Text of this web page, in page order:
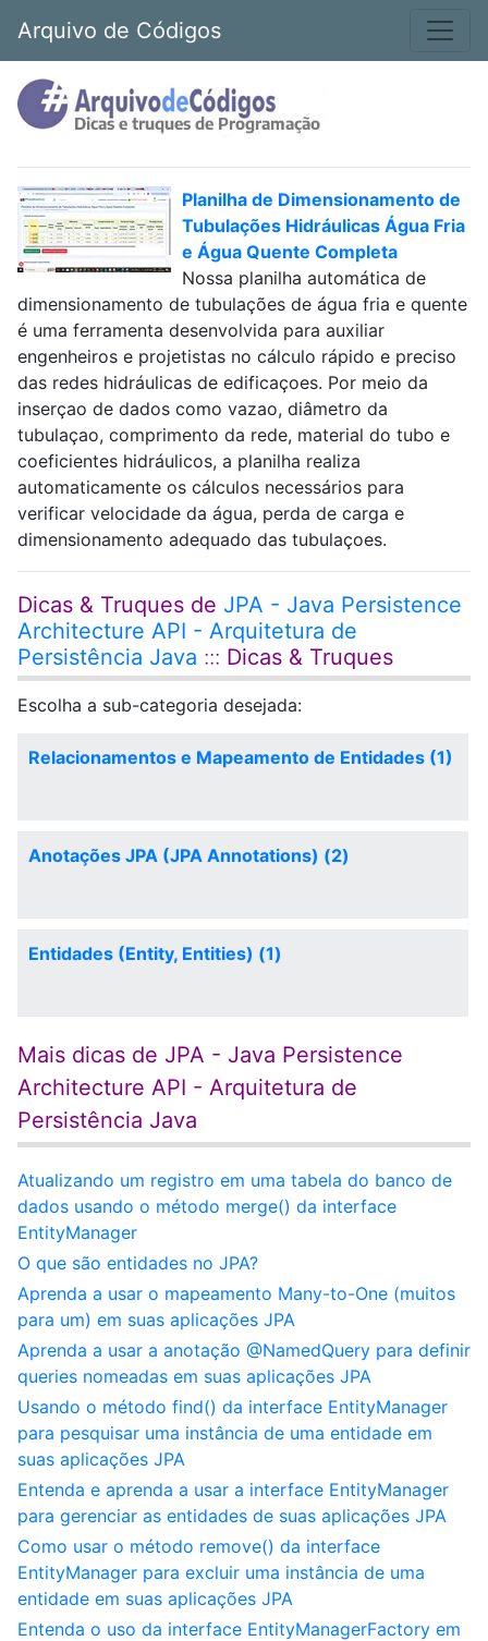
Arquivo de Códigos
Planilha de Dimensionamento de
Tubulações Hidráulicas Água Fria
e Água Quente Completa
Nossa planilha automática de
dimensionamento de tubulações de água fria e quente
é uma ferramenta desenvolvida para auxiliar
engenheiros e projetistas no cálculo rápido e preciso
das redes hidráulicas de edificaçoes. Por meio da
inserçao de dados como vazao, diâmetro da
tubulaçao, comprimento da rede, material do tubo e
coeficientes hidráulicos, a planilha realiza
automaticamente os cálculos necessários para
verificar velocidade da água, perda de carga e
dimensionamento adequado das tubulaçoes.
Dicas & Truques de JPA - Java Persistence
Architecture API - Arquitetura de
Persistência Java ::: Dicas & Truques
Escolha a sub-categoria desejada:
Relacionamentos e Mapeamento de Entidades (1)
Anotações JPA (JPA Annotations) (2)
Entidades (Entity, Entities) (1)
Mais dicas de JPA - Java Persistence
Architecture API - Arquitetura de
Persistência Java
Atualizando um registro em uma tabela do banco de
dados usando o método merge() da interface
EntityManager
O que são entidades no JPA?
Aprenda a usar o mapeamento Many-to-One (muitos
para um) em suas aplicações JPA
Aprenda a usar a anotação @NamedQuery para definir
queries nomeadas em suas aplicações JPA
Usando o método find() da interface EntityManager
para pesquisar uma instância de uma entidade em
suas aplicações JPA
Entenda e aprenda a usar a interface EntityManager
para gerenciar as entidades de suas aplicações JPA
Como usar o método remove() da interface
EntityManager para excluir uma instância de uma
entidade em suas aplicações JPA
Entenda o uso da interface EntityManagerFactory em